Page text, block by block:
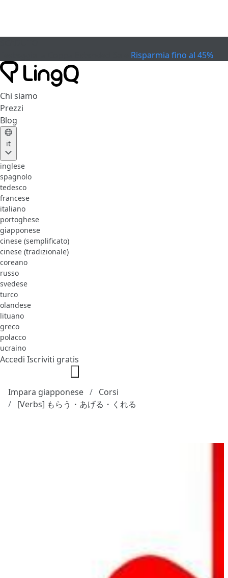
Risparmia fino al 45%
Chi siamo
Prezzi
Blog
it
inglese
spagnolo
tedesco
francese
italiano
portoghese
giapponese
cinese (semplificato)
cinese (tradizionale)
coreano
russo
svedese
turco
olandese
lituano
greco
polacco
ucraino
Accedi Iscriviti gratis
Impara giapponese
Corsi
[Verbs] もらう・あげる・くれる